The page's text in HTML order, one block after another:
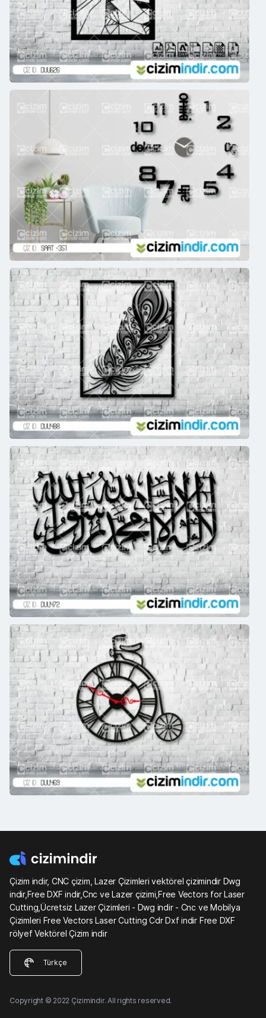
Çizim indir, CNC çizim, Lazer Çizimleri vektörel çizimindir Dwg
indir,Free DXF indir,Cnc ve Lazer çizimi,Free Vectors for Laser
Cutting,Ücretsiz Lazer Çizimleri - Dwg indir - Cnc ve Mobilya
Çizimleri Free Vectors Laser Cutting Cdr Dxf indir Free DXF
rölyef Vektörel Çizim indir
Türkçe
Copyright © 2022 Çizimindir. All rights reserved.